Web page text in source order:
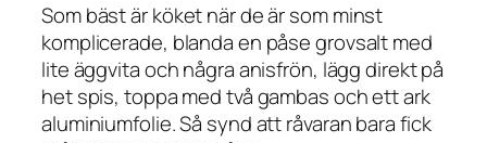
Som bäst är köket när de är som minst
komplicerade, blanda en påse grovsalt med
lite äggvita och några anisfrön, lägg direkt på
het spis, toppa med två gambas och ett ark
aluminiumfolie. Så synd att råvaran bara fick